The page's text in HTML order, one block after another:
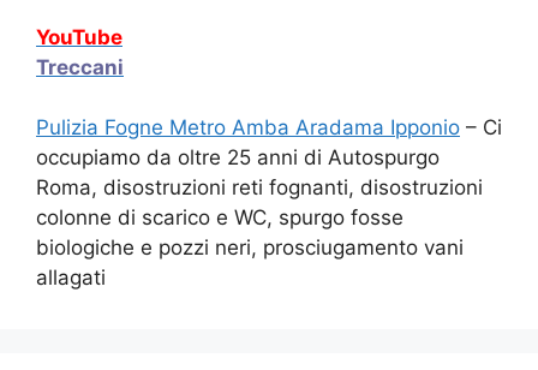
YouTube
Treccani
Pulizia Fogne Metro Amba Aradama Ipponio – Ci
occupiamo da oltre 25 anni di Autospurgo
Roma, disostruzioni reti fognanti, disostruzioni
colonne di scarico e WC, spurgo fosse
biologiche e pozzi neri, prosciugamento vani
allagati